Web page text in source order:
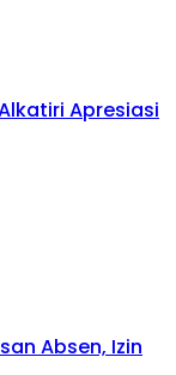
Apresiasi
Absen, Izin